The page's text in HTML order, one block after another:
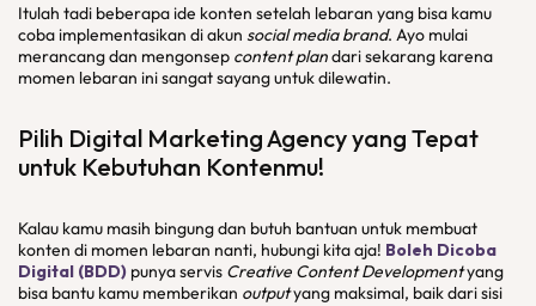
Itulah tadi beberapa ide konten setelah lebaran yang bisa kamu
coba implementasikan di akun social media brand. Ayo mulai
merancang dan mengonsep content plandari sekarang karena
momen lebaran ini sangat sayang untuk dilewatin.
Pilih Digital Marketing Agencyyang Tepat
untuk Kebutuhan Kontenmu!
Kalau kamu masih bingung dan butuh bantuan untuk membuat
konten di momen lebaran nanti, hubungi kita aja! Boleh Dicoba
Digital (BDD) punya servis Creative Content Developmentyang
bisa bantu kamu memberikan outputyang maksimal, baik dari sisi